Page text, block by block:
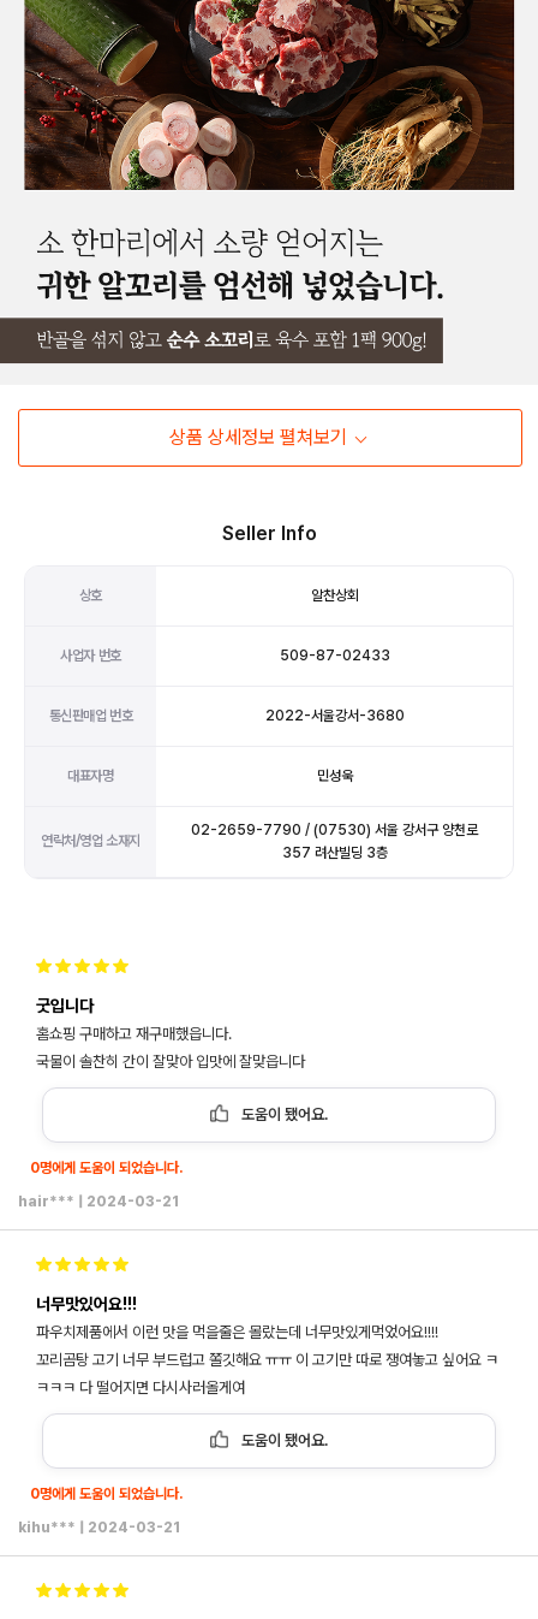
상품 상세정보 펼쳐보기
Seller Info
상호 알찬상회
사업자 번호 509-87-02433
통신판매업 번호 2022-서울강서-3680
대표자명 민성욱
연락처/영업 소재지
02-2659-7790 / (07530) 서울 강서구 양천로
357 려산빌딩 3층
굿입니다
홈쇼핑 구매하고 재구매했읍니다.
국물이 솔찬히 간이 잘맞아 입맛에 잘맞읍니다
도움이 됐어요.
0명에게 도움이 되었습니다.
hair***
2024-03-21
너무맛있어요!!!
파우치제품에서 이런 맛을 먹을줄은 몰랐는데 너무맛있게먹었어요!!!!
꼬리곰탕 고기 너무 부드럽고 쫄깃해요 ㅠㅠ 이 고기만 따로 쟁여놓고 싶어요 ㅋ
ㅋㅋㅋ 다 떨어지면 다시사러올게여
도움이 됐어요.
0명에게 도움이 되었습니다.
kihu***
2024-03-21